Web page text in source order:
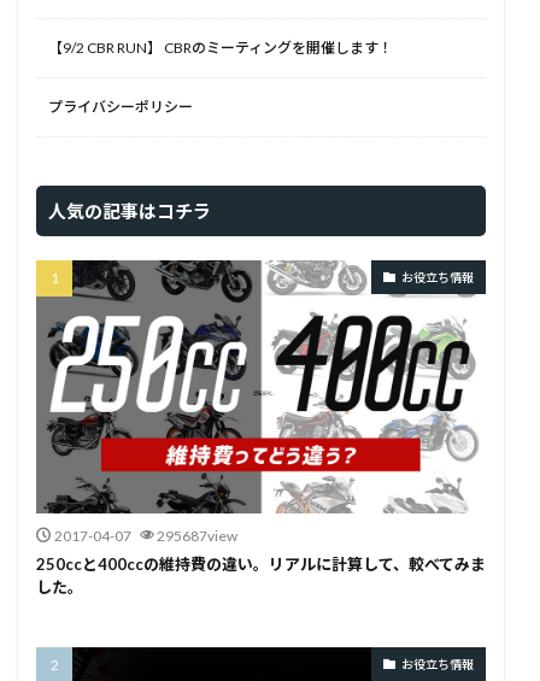
【9/2 CBR RUN】 CBRのミーティングを開催します！
プライバシーポリシー
人気の記事はコチラ
お役立ち情報
2017-04-07 295687view
250ccと400ccの維持費の違い。リアルに計算して、較べてみま
した。
お役立ち情報